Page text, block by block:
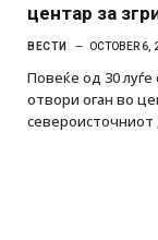
центар за
ВЕСТИ OCTOBER 6,
Повеќе од 30
отвори оган во